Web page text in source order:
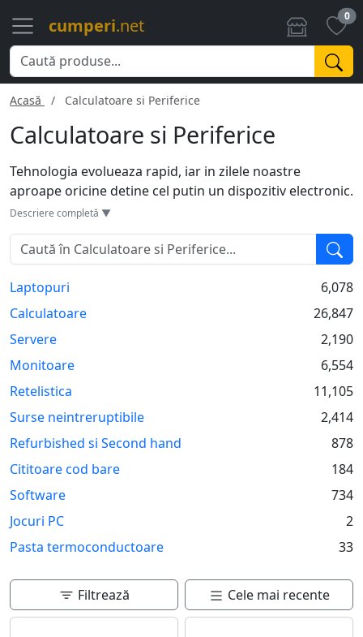
cumperi.net 0
Acasă Calculatoare si Periferice
Calculatoare si Periferice
Tehnologia evolueaza rapid, iar in zilele noastre
aproape oricine detine cel putin un dispozitiv electronic.
Fie ca este vorba de un PC pentru gaming, un laptop
pentru munca sau studiu, sau chiar de sisteme
complexe, alegerea corecta poate face diferenta. Pe
langa calculatoare, ecosistemul digital se bazeaza si pe
periferice: tastaturi, mouse-uri, monitoare sau
imprimante. Acestea imbunatatesc experienta de
Interconectarea lor faciliteaza sarcinile zilnice, fie ca
sunt legate de design, programare sau pur si simplu
navigare pe internet. Astfel, tehnologia devine un aliat
Descriere completă ▼
Laptopuri
6,078
Calculatoare
26,847
Servere
2,190
Monitoare
6,554
Retelistica
11,105
Surse neintreruptibile
2,414
Refurbished si Second hand
878
Cititoare cod bare
184
Software
734
Jocuri PC
2
Pasta termoconductoare
33
Filtrează Cele mai recente